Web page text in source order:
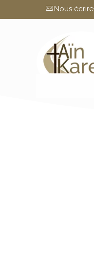
Nous écrire